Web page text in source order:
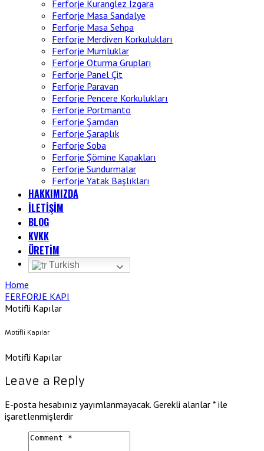
Ferforje Kuranglez Izgara
Ferforje Masa Sandalye
Ferforje Masa Sehpa
Ferforje Merdiven Korkulukları
Ferforje Mumluklar
Ferforje Oturma Grupları
Ferforje Panel Çit
Ferforje Paravan
Ferforje Pencere Korkulukları
Ferforje Portmanto
Ferforje Şamdan
Ferforje Şaraplık
Ferforje Soba
Ferforje Şömine Kapakları
Ferforje Sundurmalar
Ferforje Yatak Başlıkları
HAKKIMIZDA
İLETİŞİM
BLOG
KVKK
ÜRETİM
Turkish
Home
FERFORJE KAPI
Motifli Kapılar
Motifli Kapılar
Motifli Kapılar
Leave a Reply
E-posta hesabınız yayımlanmayacak. Gerekli alanlar * ile
işaretlenmişlerdir